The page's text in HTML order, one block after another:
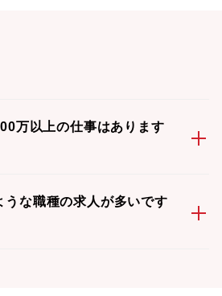
万以上の仕事はあります
うな職種の求人が多いです